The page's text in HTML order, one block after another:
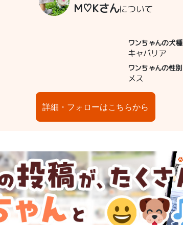
M♡Kさんについて
ワンちゃんの犬種
キャバリア
ワンちゃんの性別
メス
詳細・フォローはこちらから